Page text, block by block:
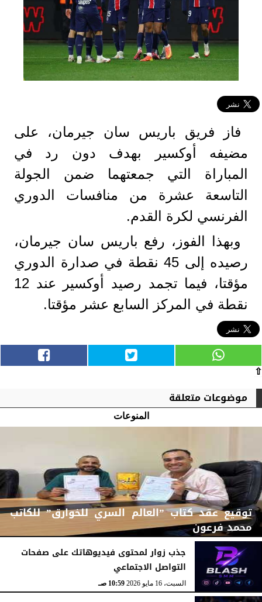
فاز فريق باريس سان جيرمان، على
مضيفه أوكسير بهدف دون رد في
المباراة التي جمعتهما ضمن الجولة
التاسعة عشرة من منافسات الدوري
الفرنسي لكرة القدم.
وبهذا الفوز، رفع باريس سان جيرمان،
رصيده إلى 45 نقطة في صدارة الدوري
مؤقتا، فيما تجمد رصيد أوكسير عند 12
نقطة في المركز السابع عشر مؤقتا.
⇧
موضوعات متعلقة
المنوعات
توقيع عقد كتاب ”العالم السري للخوارق” للكاتب
محمد فرعون
الإثنين، 22 يونيو 2026 12:11 مـ
جذب زوار لمحتوى فيديوهاتك على صفحات
التواصل الاجتماعي
السبت، 16 مايو 2026 10:59 صـ